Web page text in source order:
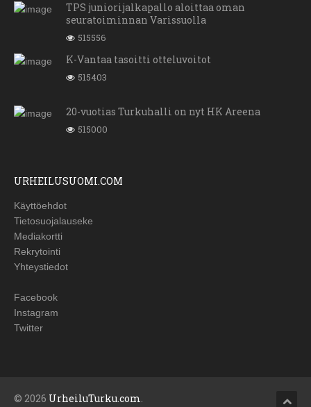
TPS juniorijalkapallo aloittaa oman
seuratoiminnan Varissuolla
515556
K-Vantaa tasoitti otteluvoitot
515403
20-vuotias Turkuhalli on nyt HK Areena
515000
URHEILUSUOMI.COM
Käyttöehdot
Tietosuojalauseke
Mediakortti
Rekrytointi
Yhteystiedot
Facebook
Instagram
Twitter
© 2026 UrheiluTurku.com.